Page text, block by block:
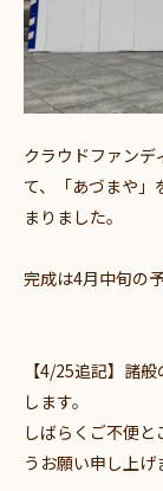
クラウドファン
て、「あづまや」
まりました。
完成は4月中旬の予
【4/25追記】諸
します。
しばらくご不便
うお願い申し上げ